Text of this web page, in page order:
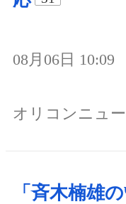
08月06日 10:09
オリコンニュ
「斉木楠雄